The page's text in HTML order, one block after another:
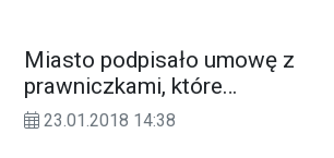
Miasto podpisało umowę z
prawniczkami, które
bezpłatnie doradzają
23.01.2018 14:38